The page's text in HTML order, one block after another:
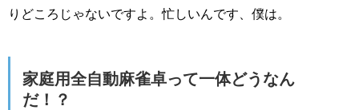
りどころじゃないですよ。忙しいんです、僕は。
家庭用全自動麻雀卓って一体どうなん
だ！？